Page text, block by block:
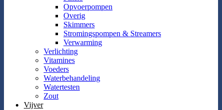
Opvoerpompen
Overig
Skimmers
Stromingspompen & Streamers
Verwarming
Verlichting
Vitamines
Voeders
Waterbehandeling
Watertesten
Zout
Vijver